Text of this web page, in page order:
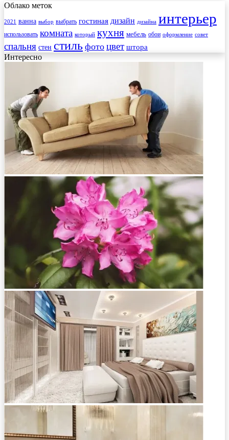
Облако меток
2021 ванна выбор выбрать гостиная дизайн дизайна интерьер
использовать комната который кухня мебель обои оформление совет
спальня стен стиль фото цвет штора
Интересно